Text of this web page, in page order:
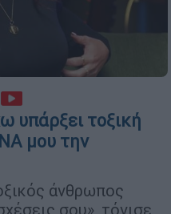
υπάρξει τοξική
μου την
άνθρωπος
σου», τόνισε